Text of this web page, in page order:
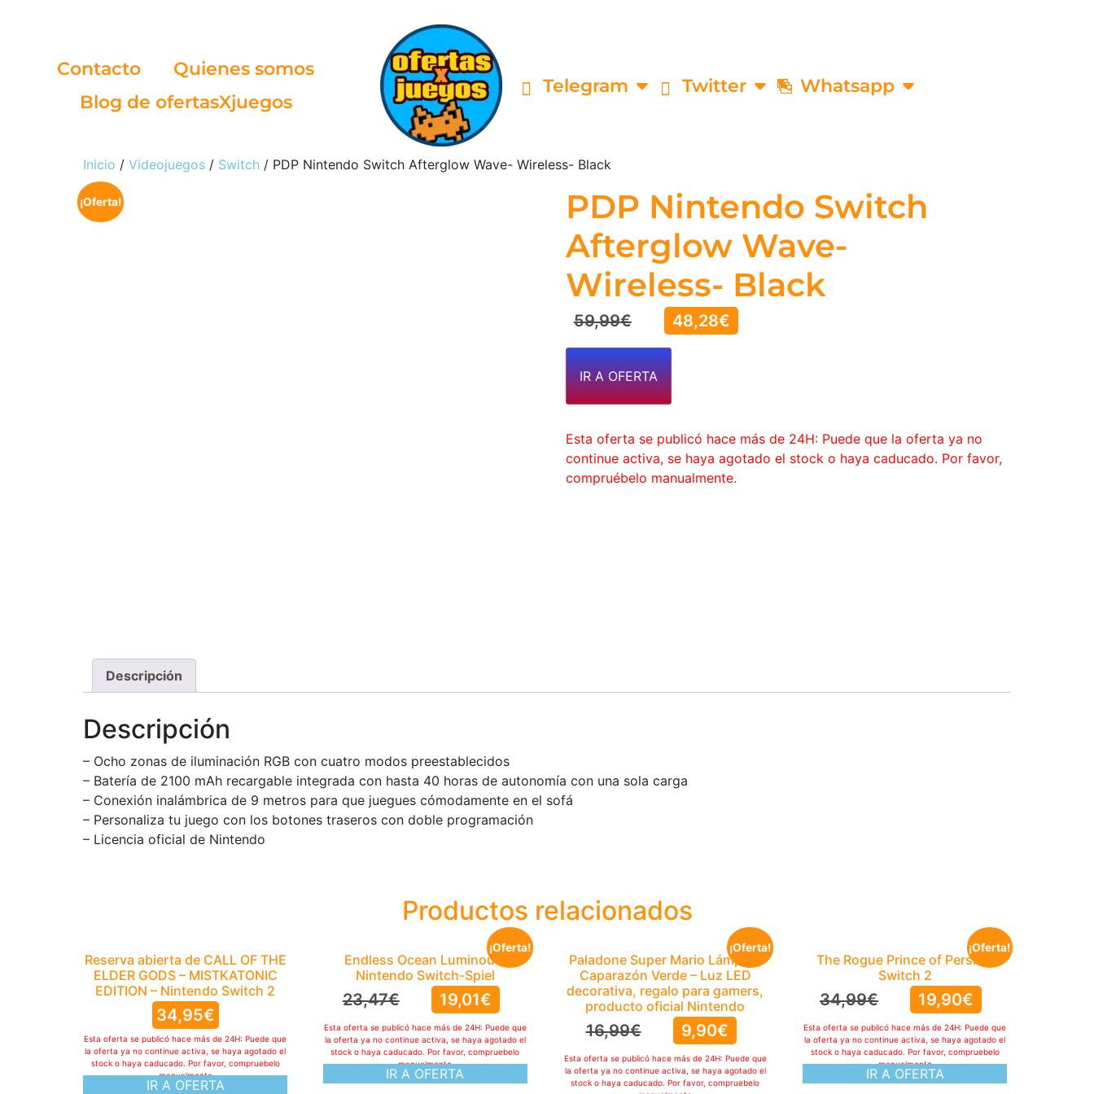
Contacto
Quienes somos
Blog de ofertasXjuegos
Telegram Twitter Whatsapp
Inicio / Videojuegos / Switch / PDP Nintendo Switch Afterglow Wave- Wireless- Black
¡Oferta!
PDP Nintendo Switch
Afterglow Wave-
Wireless- Black
59,99€ 48,28€
IR A OFERTA
Esta oferta se publicó hace más de 24H: Puede que la oferta ya no
continue activa, se haya agotado el stock o haya caducado. Por favor,
compruébelo manualmente.
Descripción
Descripción
– Ocho zonas de iluminación RGB con cuatro modos preestablecidos
– Batería de 2100 mAh recargable integrada con hasta 40 horas de autonomía con una sola carga
– Conexión inalámbrica de 9 metros para que juegues cómodamente en el sofá
– Personaliza tu juego con los botones traseros con doble programación
– Licencia oficial de Nintendo
Productos relacionados
Reserva abierta de CALL OF THE
ELDER GODS – MISTKATONIC
EDITION – Nintendo Switch 2
34,95€
IR A OFERTA
Esta oferta se publicó hace más de 24H: Puede que
la oferta ya no continue activa, se haya agotado el
stock o haya caducado. Por favor, compruebelo
manualmente
¡Oferta!
Endless Ocean Luminous,
Nintendo Switch-Spiel
23,47€ 19,01€
IR A OFERTA
Esta oferta se publicó hace más de 24H: Puede que
la oferta ya no continue activa, se haya agotado el
stock o haya caducado. Por favor, compruebelo
manualmente
¡Oferta!
Paladone Super Mario Lámpara
Caparazón Verde – Luz LED
decorativa, regalo para gamers,
producto oficial Nintendo
16,99€ 9,90€
Esta oferta se publicó hace más de 24H: Puede que
la oferta ya no continue activa, se haya agotado el
stock o haya caducado. Por favor, compruebelo
¡Oferta!
The Rogue Prince of Persia –
Switch 2
34,99€ 19,90€
IR A OFERTA
Esta oferta se publicó hace más de 24H: Puede que
la oferta ya no continue activa, se haya agotado el
stock o haya caducado. Por favor, compruebelo
manualmente